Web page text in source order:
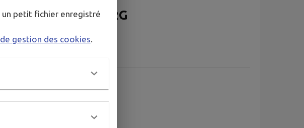
DU CENTRE BOURG
BOURG
Cravant-les-Côteaux
petit fichier enregistré
gestion des cookies